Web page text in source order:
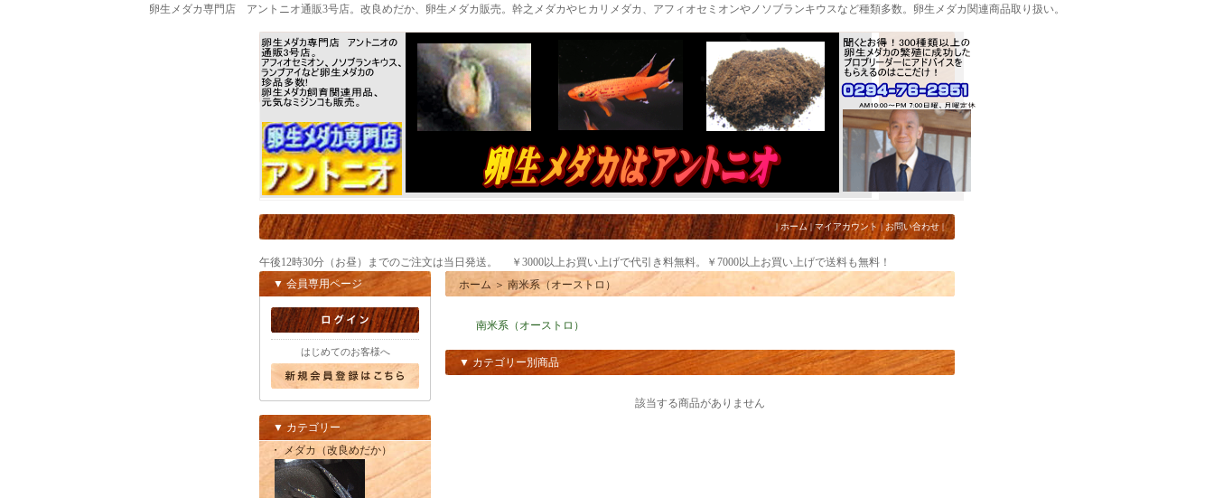
卵生メダカ専門店 アントニオ通販3号店。改良めだか、卵生メダカ販売。幹之メダカやヒカリメダカ、アフィオセミオンやノソブランキウスなど種類多数。卵生メダカ関連商品取り扱い。
|ホーム|マイアカウント | お問い合わせ |
午後12時30分（お昼）までのご注文は当日発送。 ￥3000以上お買い上げで代引き料無料。￥7000以上お買い上げで送料も無料！
▼ 会員専用ページ
はじめてのお客様へ
▼ カテゴリー
・ メダカ（改良めだか）
ホーム ＞ 南米系（オーストロ）
南米系（オーストロ）
▼ カテゴリー別商品
該当する商品がありません